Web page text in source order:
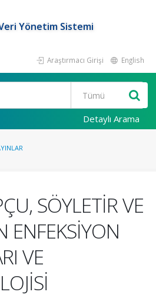
Yönetim Sistemi
Araştırmacı Girişi English
Detaylı Arama
SÖYLETİR VE
ENFEKSİYON
VE